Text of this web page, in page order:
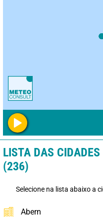
LISTA DAS
(236)
Selecione na lista abaixo a
Abern